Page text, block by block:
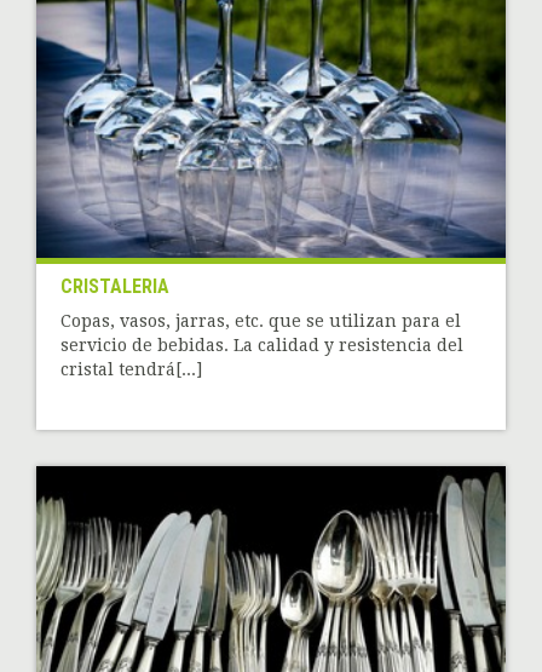
CRISTALERIA
Copas, vasos, jarras, etc. que se utilizan para el
servicio de bebidas. La calidad y resistencia del
cristal tendrá[...]